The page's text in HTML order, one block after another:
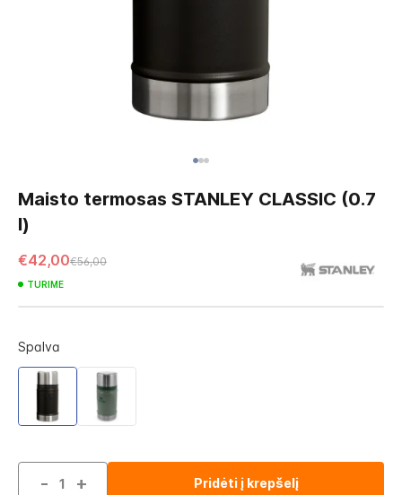
to
beginning
the
images
gallery
Maisto termosas STANLEY CLASSIC (0.7
l)
€42,00€56,00
TURIME
Spalva
- + Pridėti į krepšelį